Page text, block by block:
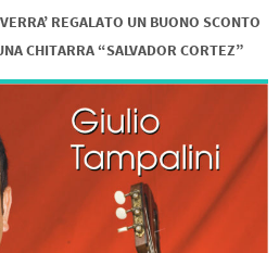
REGALATO UN BUONO SCONTO
CHITARRA “SALVADOR CORTEZ”